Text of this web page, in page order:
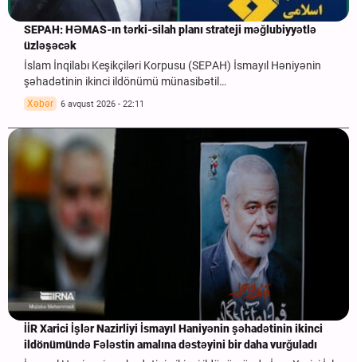
SEPAH: HƏMAS-ın tərki-silah planı strateji məğlubiyyətlə
üzləşəcək
İslam İnqilabı Keşikçiləri Korpusu (SEPAH) İsmayıl Həniyənin
şəhadətinin ikinci ildönümü münasibətil…
Xəbər 6 avqust 2026 - 22:11
İİR Xarici İşlər Nazirliyi İsmayıl Haniyənin şəhadətinin ikinci
ildönümündə Fələstin amalına dəstəyini bir daha vurğuladı